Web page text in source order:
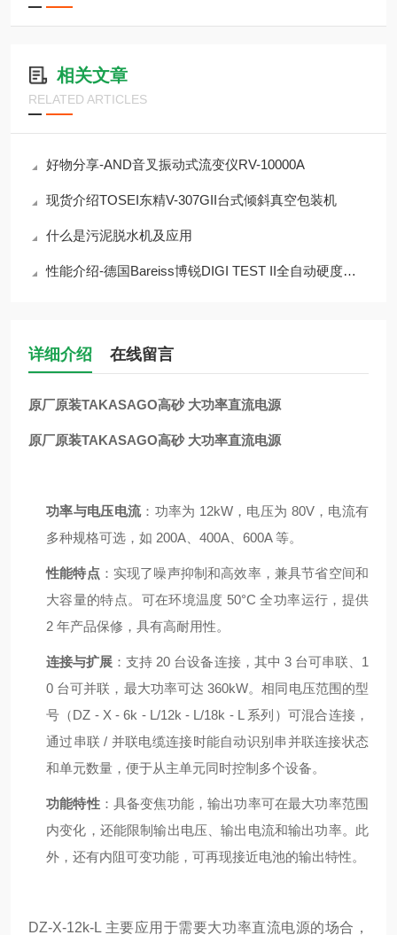
相关文章
RELATED ARTICLES
好物分享-AND音叉振动式流变仪RV-10000A
现货介绍TOSEI东精V-307GII台式倾斜真空包装机
什么是污泥脱水机及应用
性能介绍-德国Bareiss博锐DIGI TEST II全自动硬度测试仪
详细介绍 在线留言
原厂原装TAKASAGO高砂 大功率直流电源
原厂原装TAKASAGO高砂 大功率直流电源
功率与电压电流：功率为 12kW，电压为 80V，电流有
多种规格可选，如 200A、400A、600A 等。
性能特点 ：实现了噪声抑制和高效率，兼具节省空间和
大容量的特点。可在环境温度 50°C 全功率运行，提供
2 年产品保修，具有高耐用性。
连接与扩展 ：支持 20 台设备连接，其中 3 台可串联、1
0 台可并联，最大功率可达 360kW。相同电压范围的型
号（DZ - X - 6k - L/12k - L/18k - L 系列）可混合连接，
通过串联 / 并联电缆连接时能自动识别串并联连接状态
和单元数量，便于从主单元同时控制多个设备。
功能特性：具备变焦功能，输出功率可在最大功率范围
内变化，还能限制输出电压、输出电流和输出功率。此
外，还有内阻可变功能，可再现接近电池的输出特性。
DZ-X-12k-L 主要应用于需要大功率直流电源的场合，